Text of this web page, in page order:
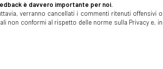
è davvero importante per noi.
verranno cancellati i commenti ritenuti offensivi o
non conformi al rispetto delle norme sulla Privacy e, in